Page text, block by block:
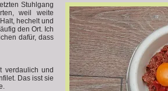
Stuhlgang
weil weite
hechelt und
den Ort. Ich
dafür, dass
verdaulich und
Das isst sie